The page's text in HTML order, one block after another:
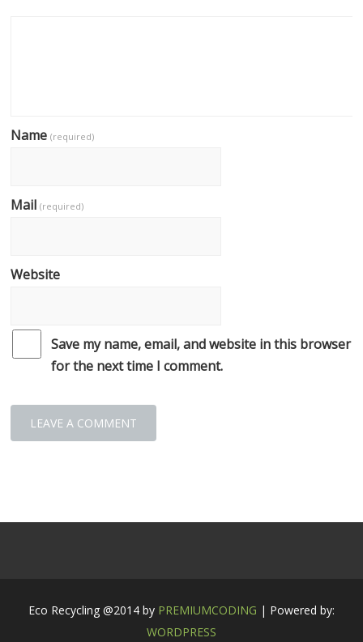
Name(required)
Mail(required)
Website
Save my name, email, and website in this browser
for the next time I comment.
Eco Recycling @2014 by PREMIUMCODING | Powered by:
WORDPRESS